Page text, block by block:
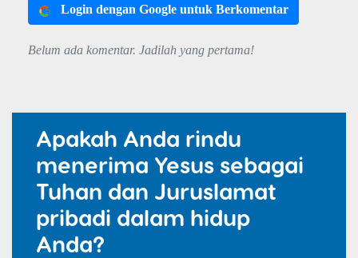
Login dengan Google untuk Berkomentar
Belum ada komentar. Jadilah yang pertama!
Apakah Anda rindu
menerima Yesus sebagai
Tuhan dan Juruslamat
pribadi dalam hidup
Anda?